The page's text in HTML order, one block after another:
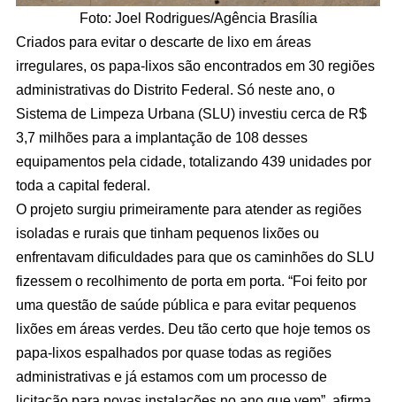
Foto: Joel Rodrigues/Agência Brasília
Criados para evitar o descarte de lixo em áreas
irregulares, os papa-lixos são encontrados em 30 regiões
administrativas do Distrito Federal. Só neste ano, o
Sistema de Limpeza Urbana (SLU) investiu cerca de R$
3,7 milhões para a implantação de 108 desses
equipamentos pela cidade, totalizando 439 unidades por
toda a capital federal.
O projeto surgiu primeiramente para atender as regiões
isoladas e rurais que tinham pequenos lixões ou
enfrentavam dificuldades para que os caminhões do SLU
fizessem o recolhimento de porta em porta. “Foi feito por
uma questão de saúde pública e para evitar pequenos
lixões em áreas verdes. Deu tão certo que hoje temos os
papa-lixos espalhados por quase todas as regiões
administrativas e já estamos com um processo de